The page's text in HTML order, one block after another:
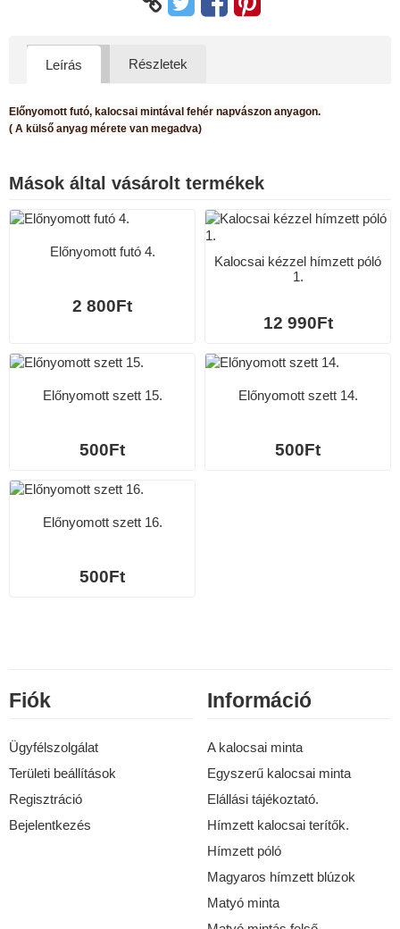
Leírás Részletek
Előnyomott futó, kalocsai mintával fehér napvászon anyagon.
( A külső anyag mérete van megadva)
Mások által vásárolt termékek
Előnyomott futó 4.
2 800Ft
Kalocsai kézzel hímzett póló
1.
12 990Ft
Előnyomott szett 15.
500Ft
Előnyomott szett 14.
500Ft
Előnyomott szett 16.
500Ft
Fiók
Ügyfélszolgálat
Területi beállítások
Regisztráció
Bejelentkezés
Információ
A kalocsai minta
Egyszerű kalocsai minta
Elállási tájékoztató.
Hímzett kalocsai terítők.
Hímzett póló
Magyaros hímzett blúzok
Matyó minta